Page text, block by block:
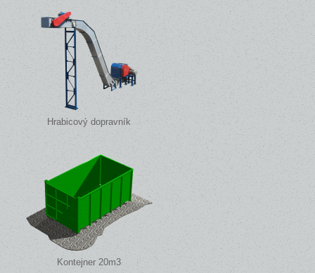
Hrabicový dopravník
Kontejner 20m3